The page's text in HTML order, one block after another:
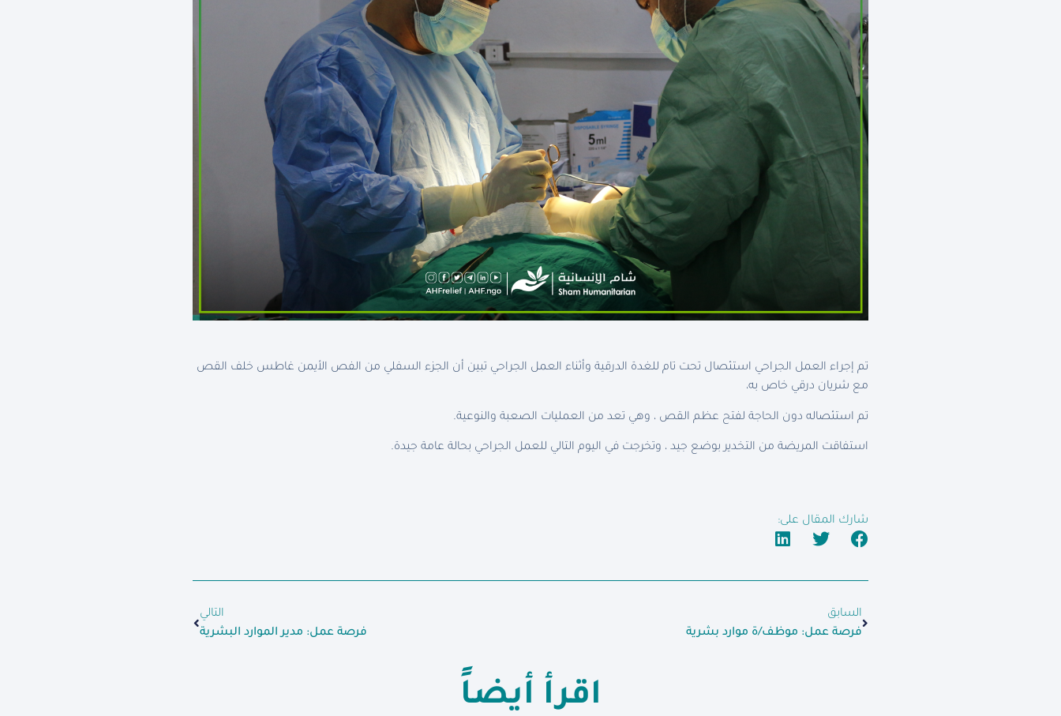
تم إجراء العمل الجراحي استئصال تحت تام للغدة الدرقية وأثناء العمل الجراحي تبين أن الجزء السفلي من الفص الأيمن غاطس خلف القص
مع شريان درقي خاص به،
تم استئصاله دون الحاجة لفتح عظم القص ، وهي تعد من العمليات الصعبة والنوعية.
استفاقت المريضة من التخدير بوضع جيد ، وتخرجت في اليوم التالي للعمل الجراحي بحالة عامة جيدة.
شارك المقال على:
السابق
فرصة عمل: موظف/ة موارد بشرية
التالي
فرصة عمل: مدير الموارد البشرية
اقرأ أيضاً